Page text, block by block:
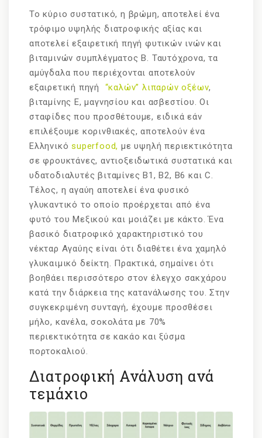
Το κύριο συστατικό, η βρώμη, αποτελεί ένα
τρόφιμο υψηλής διατροφικής αξίας και
αποτελεί εξαιρετική πηγή φυτικών ινών και
βιταμινών συμπλέγματος Β. Ταυτόχρονα, τα
αμύγδαλα που περιέχονται αποτελούν
εξαιρετική πηγή
“καλών” λιπαρών οξέων,
βιταμίνης Ε, μαγνησίου και ασβεστίου. Οι
σταφίδες που προσθέτουμε, ειδικά εάν
επιλέξουμε κορινθιακές, αποτελούν ένα
Ελληνικόsuperfood, με υψηλή περιεκτικότητα
σε φρουκτάνες, αντιοξειδωτικά συστατικά και
υδατοδιαλυτές βιταμίνες Β1, Β2, Β6 και C.
Τέλος, η αγαύη αποτελεί ένα φυσικό
γλυκαντικό το οποίο προέρχεται από ένα
φυτό του Μεξικού και μοιάζει με κάκτο. Ένα
βασικό διατροφικό χαρακτηριστικό του
νέκταρ Αγαύης είναι ότι διαθέτει ένα χαμηλό
γλυκαιμικό δείκτη. Πρακτικά, σημαίνει ότι
βοηθάει περισσότερο στον έλεγχο σακχάρου
κατά την διάρκεια της κατανάλωσης του. Στην
συγκεκριμένη συνταγή, έχουμε προσθέσει
μήλο, κανέλα, σοκολάτα με 70%
περιεκτικότητα σε κακάο και ξύσμα
πορτοκαλιού.
Διατροφική Ανάλυση ανά
τεμάχιο